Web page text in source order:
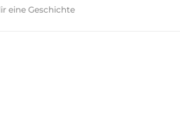
eine Geschichte